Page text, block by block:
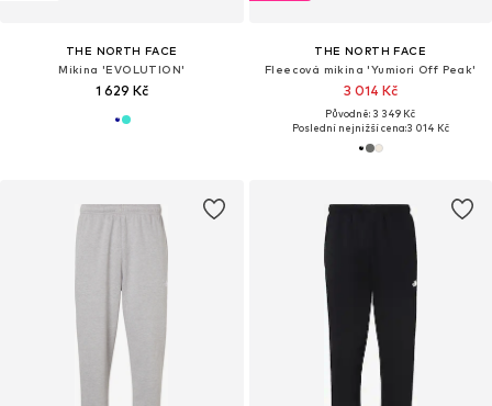
THE NORTH FACE
Mikina 'EVOLUTION'
1 629 Kč
THE NORTH FACE
Fleecová mikina 'Yumiori Off Peak'
3 014 Kč
Původně: 3 349 Kč
Poslední nejnižší cena:3 014 Kč